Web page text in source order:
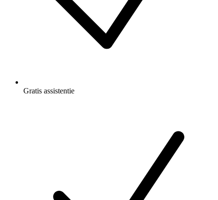
Gratis assistentie